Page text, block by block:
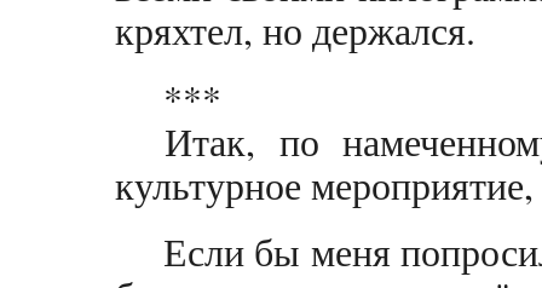
кряхтел, но держался.
***
Итак, по
культурное
Если бы меня